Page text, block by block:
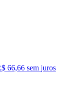
66,66 sem juros